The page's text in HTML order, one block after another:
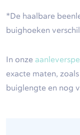
*De haalbare
buighoeken
In onze
exacte maten,
buiglengte en nog